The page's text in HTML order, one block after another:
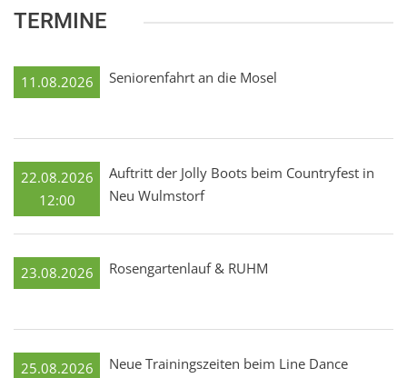
TERMINE
11.08.2026 Seniorenfahrt an die Mosel
22.08.2026
12:00
Auftritt der Jolly Boots beim Countryfest in
Neu Wulmstorf
23.08.2026 Rosengartenlauf & RUHM
25.08.2026
Neue Trainingszeiten beim Line Dance